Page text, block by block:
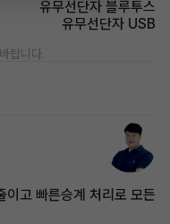
유무선단자 블루투스
유무선단자 USB
랍니다.
고 빠른승계 처리로 모든